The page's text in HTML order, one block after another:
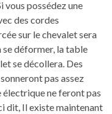
vous possédez une
des cordes
sur le chevalet sera
se déformer, la table
se décollera. Des
pas assez
ne feront pas
dit, Il existe maintenant